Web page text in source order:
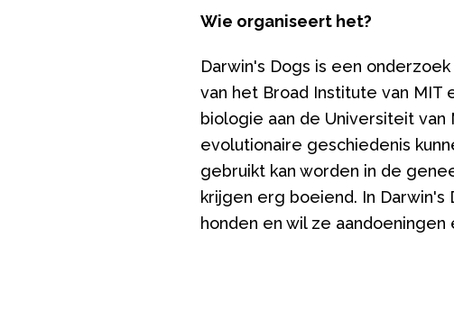
Wie organiseert het?
Darwin's Dogs is een
van het Broad Institute van
biologie aan de Universiteit
evolutionaire geschiedenis
gebruikt kan worden in de
krijgen erg boeiend. In
honden en wil ze